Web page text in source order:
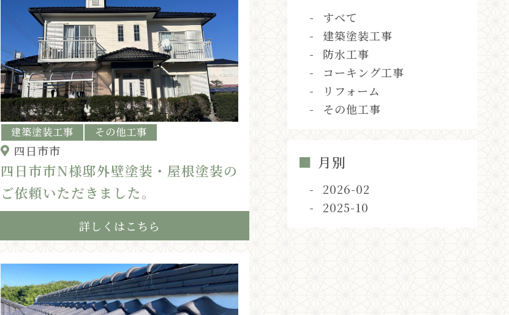
建築塗装工事 その他工事
四日市市
四日市市N様邸外壁塗装・屋根塗装の
ご依頼いただきました。
詳しくはこちら
すべて
建築塗装工事
防水工事
コーキング工事
リフォーム
その他工事
月別
2026-02
2025-10